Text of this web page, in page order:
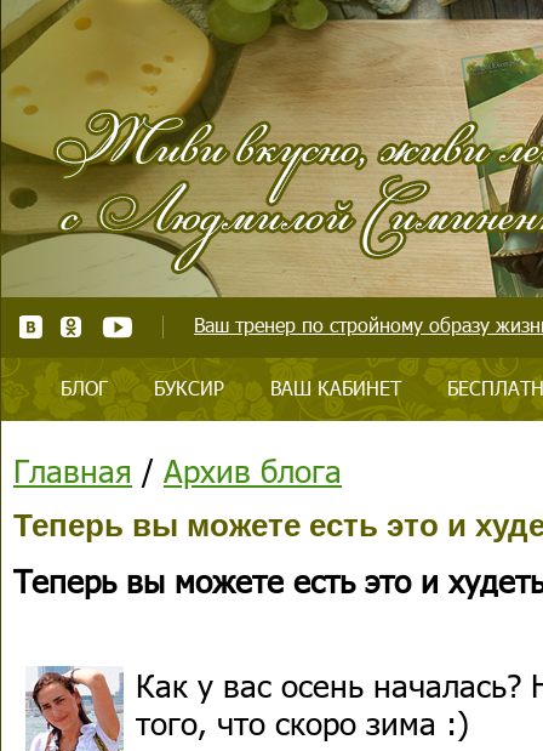
Ваш тренер по стройному образу
БЛОГ БУКСИР ВАШ КАБИНЕТ
Главная / Архив блога
Теперь вы можете есть это и
Теперь вы можете есть это и
Как у вас осень
того, что скоро зима :)